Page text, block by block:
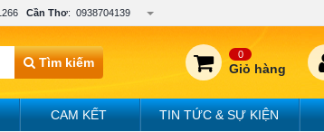
Cần Thơ: 0938704139
Tìm kiếm
0
Giỏ hàng
CAM KẾT TIN TỨC & SỰ KIỆN